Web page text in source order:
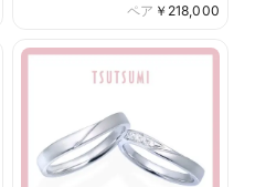
￥ 218,000
ペア